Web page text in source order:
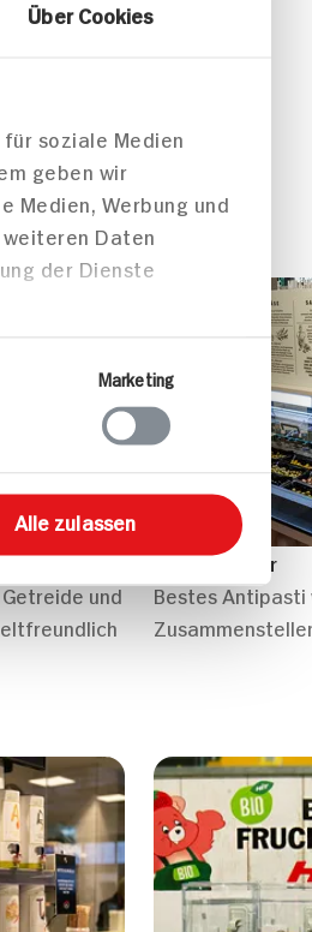
Über Cookies
soziale Medien
geben wir
Medien, Werbung und
Daten
der Dienste
Marketing
Alle zulassen
Märkte
Wir
Getreide und
Antipastabar
Bestes Antipasti